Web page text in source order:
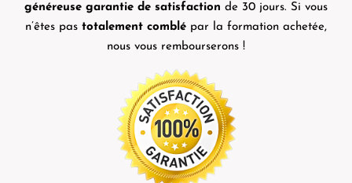
généreuse garantie de satisfaction de 30 jours. Si vous
n’êtes pas totalement comblé par la formation achetée,
nous vous rembourserons !